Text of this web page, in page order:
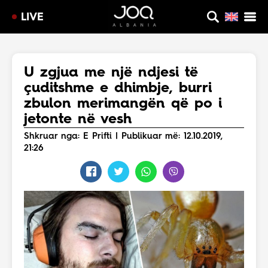
LIVE
U zgjua me një ndjesi të
çuditshme e dhimbje, burri
zbulon merimangën që po i
jetonte në vesh
Shkruar nga: E Prifti | Publikuar më: 12.10.2019,
21:26